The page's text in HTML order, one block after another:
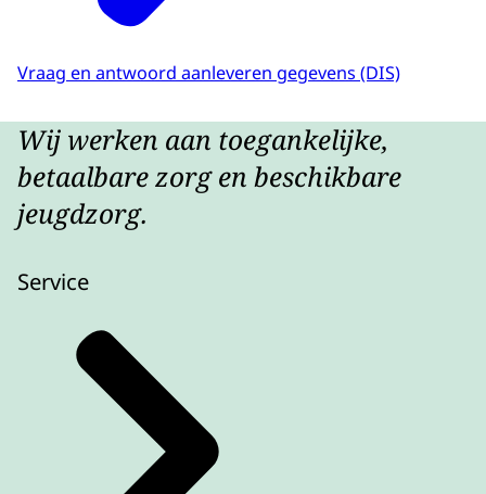
Vraag en antwoord aanleveren gegevens (DIS)
Wij werken aan toegankelijke,
betaalbare zorg en beschikbare
jeugdzorg.
Service